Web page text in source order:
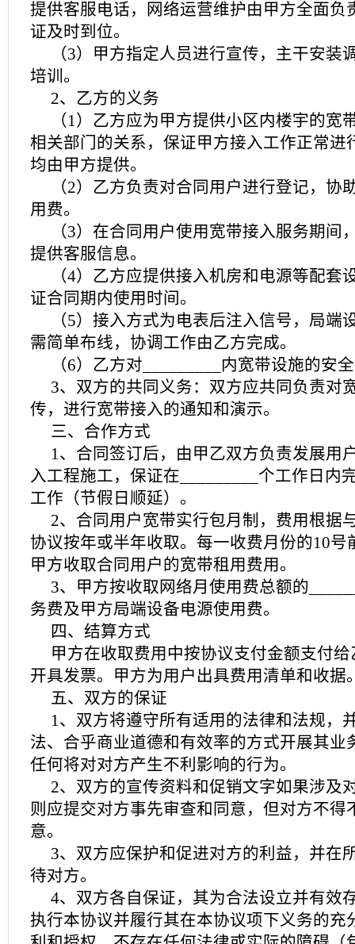
提供客服电话，网络运营维护由甲方全面负
证及时到位。
（3）甲方指定人员进行宣传，主干安装
培训。
2、乙方的义务
（1）乙方应为甲方提供小区内楼宇的宽
相关部门的关系，保证甲方接入工作正常进
均由甲方提供。
（2）乙方负责对合同用户进行登记，协
用费。
（3）在合同用户使用宽带接入服务期间
提供客服信息。
（4）乙方应提供接入机房和电源等配套
证合同期内使用时间。
（5）接入方式为电表后注入信号，局端
需简单布线，协调工作由乙方完成。
（6）乙方对_________内宽带设施的安
3、双方的共同义务：双方应共同负责对
传，进行宽带接入的通知和演示。
三、合作方式
1、合同签订后，由甲乙双方负责发展用
入工程施工，保证在_________个工作日内
工作（节假日顺延）。
2、合同用户宽带实行包月制，费用根据
协议按年或半年收取。每一收费月份的10号
甲方收取合同用户的宽带租用费用。
3、甲方按收取网络月使用费总额的
务费及甲方局端设备电源使用费。
四、结算方式
甲方在收取费用中按协议支付金额支付
开具发票。甲方为用户出具费用清单和收据
五、双方的保证
1、双方将遵守所有适用的法律和法规，
法、合乎商业道德和有效率的方式开展其业
任何将对对方产生不利影响的行为。
2、双方的宣传资料和促销文字如果涉及
则应提交对方事先审查和同意，但对方不得
意。
3、双方应保护和促进对方的利益，并在
待对方。
4、双方各自保证，其为合法设立并有效
执行本协议并履行其在本协议项下义务的充